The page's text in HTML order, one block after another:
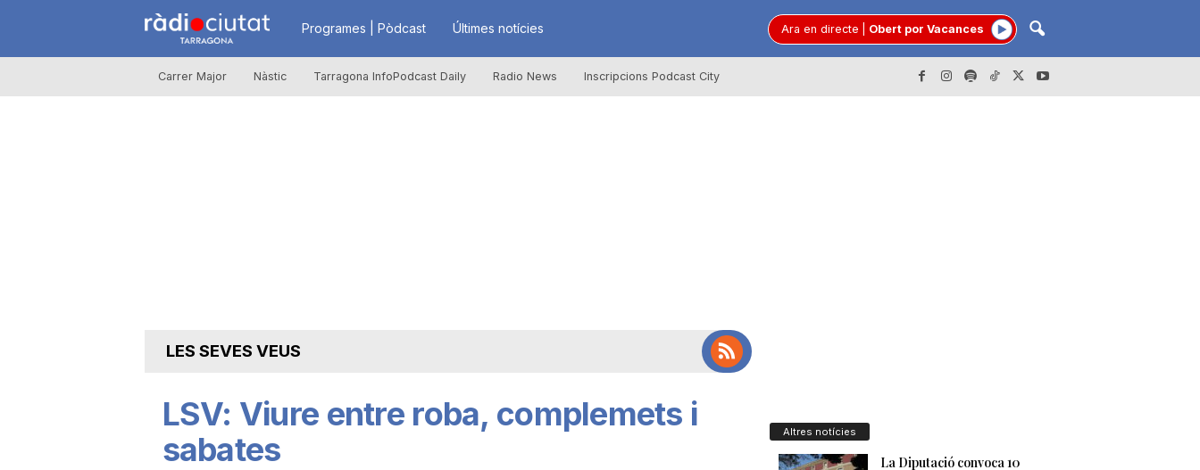
R
à
u
Programes | Pòdcast Últimes notícies Ara en directe Obert por Vacances
Carrer Major Nàstic Tarragona InfoPodcast Daily Radio News Inscripcions Podcast City
LES SEVES VEUS
LSV: Viure entre roba, complemets i
sabates
Altres notícies